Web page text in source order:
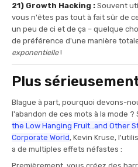
21) Growth Hacking : Souvent
vous n'êtes pas tout à fait sûr de
un peu de ci et de ça – quelque
de préférence d'une manière
exponentielle!
Plus
Blague à part, pourquoi devons-
l'abandon de ces mots à la mode
the Low Hanging Fruit…and Other
Corporate World, Kevin Kruse,
a de multiples effets néfastes :